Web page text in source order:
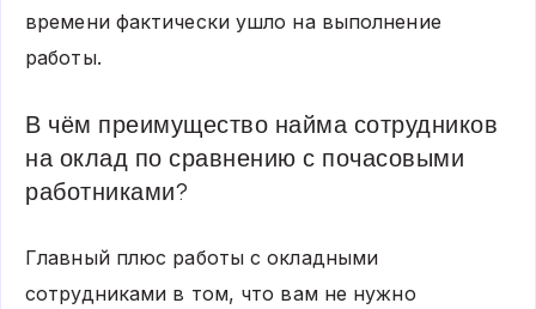
времени фактически ушло на выполнение
работы.
В чём преимущество найма сотрудников
на оклад по сравнению с почасовыми
работниками?
Главный плюс работы с окладными
сотрудниками в том, что вам не нужно